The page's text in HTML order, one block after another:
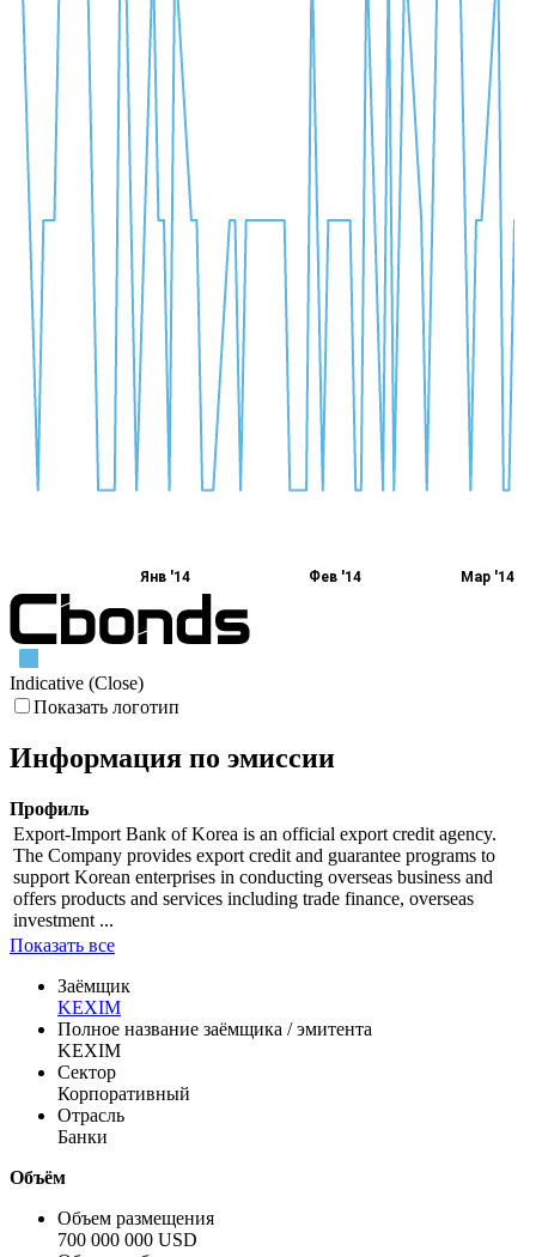
Янв '14 Фев '14 Мар '14
Indicative (Close)
Показать логотип
Информация по эмиссии
Профиль
Export-Import Bank of Korea is an official export credit agency.
The Company provides export credit and guarantee programs to
support Korean enterprises in conducting overseas business and
offers products and services including trade finance, overseas
investment ...
Показать все
Заёмщик
KEXIM
Полное название заёмщика / эмитента
KEXIM
Сектор
Корпоративный
Отрасль
Банки
Объём
Объем размещения
700 000 000 USD